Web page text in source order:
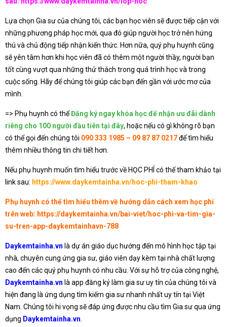
Lựa chọn Gia sư của chúng tôi, các bạn học viên sẽ được tiếp cận với
những phương pháp học mới, qua đó giúp người học trở nên hứng
thú và chủ động tiếp nhận kiến thức. Hơn nữa, quý phụ huynh cũng
sẽ yên tâm hơn khi học viên đã có thêm một người thầy, người bạn
tốt cùng vượt qua những thử thách trong quá trình học và trong
cuộc sống. Hãy để chúng tôi giúp các bạn đến gần với ước mơ của
mình.
=> Phụ huynh có thểĐăng ký ngay khóa học để nhận ưu đãi dành
riêng cho 100 người đầu tiên tại đây, hoặc nếu có gì không rõ bạn
có thể gọi đến chúng tôi 090 333 1985 – 09 87 87 0217để tìm hiểu
thêm nhiều thông tin chi tiết hơn.
Nếu phụ huynh muốn tìm hiểu trước về HỌC PHÍ có thể tham khảo tại
link sau: https://www.daykemtainha.vn/hoc-phi-tham-khao
Phụ huynh có thể tìm hiểu thêm về hướng dẫn cách xem học phí
trên web: https://daykemtainha.vn/bai-viet/hoc-phi-va-tim-gia-
su-tren-app-daykemtainhavn-788
Daykemtainha.vn là dự án giáo dục hướng đến mô hình học tập tại
nhà, chuyên cung ứng gia sư, giáo viên dạy kèm tại nhà chất lượng
cao đến các quý phụ huynh có nhu cầu. Với sự hỗ trợ của công nghệ,
Daykemtainha.vn là app đăng ký làm gia sư uy tín của chúng tôi và
hiện đang là ứng dụng tìm kiếm gia sư nhanh nhất uy tín tại Việt
Nam. Chúng tôi hi vọng sẽ đáp ứng được nhu cầu tìm Gia sư qua ứng
dụng Daykemtainha.vn